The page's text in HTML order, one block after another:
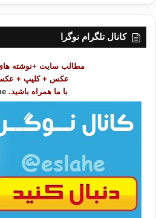
ر
کانال تلگرام نوگرا
مطالب سایت +نوشته های
عکس + کلیپ +
با ما همراه باشید.